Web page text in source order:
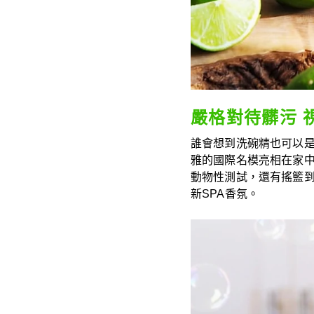
嚴格對待髒污
誰會想到洗碗精也可以
雅的國際名模亮相在家
動物性測試，還有搖籃
新SPA香氛。